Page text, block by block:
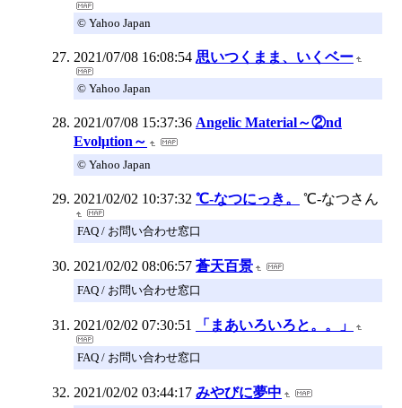
© Yahoo Japan
2021/07/08 16:08:54 思いつくまま、いくベー
© Yahoo Japan
2021/07/08 15:37:36 Angelic Material～②nd
Εvolμtion～
© Yahoo Japan
2021/02/02 10:37:32 ℃-なつにっき。 ℃-なつさん
FAQ / お問い合わせ窓口
2021/02/02 08:06:57 蒼天百景
FAQ / お問い合わせ窓口
2021/02/02 07:30:51 「まあいろいろと。。」
FAQ / お問い合わせ窓口
2021/02/02 03:44:17 みやびに夢中